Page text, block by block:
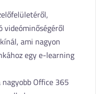
videóminőségéről
ami nagyon
egy e-learning
nagyobb Office 365